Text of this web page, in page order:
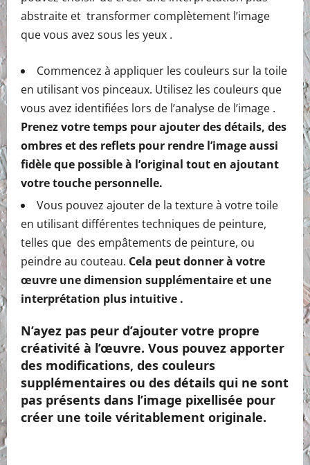
abstraite et transformer complètement l’image
que vous avez sous les yeux .
Commencez à appliquer les couleurs sur la toile
en utilisant vos pinceaux. Utilisez les couleurs que
vous avez identifiées lors de l’analyse de l’image .
Prenez votre temps pour ajouter des détails, des
ombres et des reflets pour rendre l’image aussi
fidèle que possible à l’original tout en ajoutant
votre touche personnelle.
Vous pouvez ajouter de la texture à votre toile
en utilisant différentes techniques de peinture,
telles que des empâtements de peinture, ou
peindre au couteau. Cela peut donner à votre
œuvre une dimension supplémentaire et une
interprétation plus intuitive .
N’ayez pas peur d’ajouter votre propre
créativité à l’œuvre. Vous pouvez apporter
des modifications, des couleurs
supplémentaires ou des détails qui ne sont
pas présents dans l’image pixellisée pour
créer une toile véritablement originale.